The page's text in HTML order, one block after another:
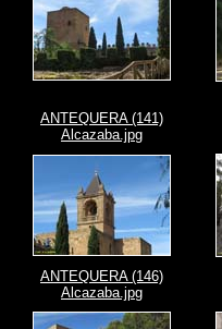
ANTEQUERA (141)
Alcazaba.jpg
ANTEQUERA (146)
Alcazaba.jpg